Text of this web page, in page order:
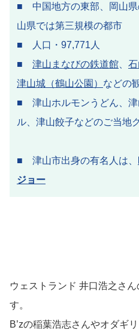
■ 中国地方の東部、岡山県
山県では第三規模の都市
■ 人口・97,771人
■ 津山まなびの鉄道館
津山城（鶴山公園） などの
■ 津山ホルモンうどん、津
ル、津山餃子などのご当地
■ 津山市出身の有名人は、
ジョー
ウェストランド 井口浩之さ
す。
B’zの稲葉浩志さんやオダギ